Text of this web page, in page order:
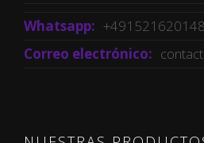
Whatsapp:
Correo electrónico: